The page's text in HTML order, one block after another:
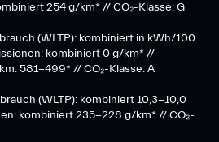
254 g/km* // CO₂-Klasse: G
(WLTP): kombiniert in kWh/100
kombiniert 0 g/km* //
581-499* // CO₂-Klasse: A
(WLTP): kombiniert 10,3-10,0
kombiniert 235-228 g/km* // CO₂-